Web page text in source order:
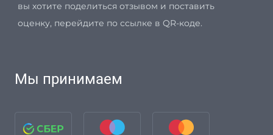
вы хотите поделиться отзывом и поставить
оценку, перейдите по ссылке в QR-коде.
Мы принимаем